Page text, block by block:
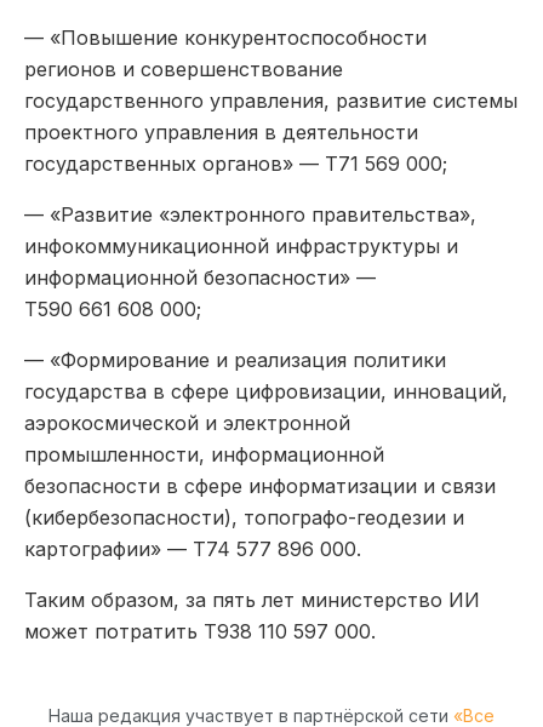
— «Повышение конкурентоспособности
регионов и совершенствование
государственного управления, развитие системы
проектного управления в деятельности
государственных органов» — Т71 569 000;
— «Развитие «электронного правительства»,
инфокоммуникационной инфраструктуры и
информационной безопасности» —
Т590 661 608 000;
— «Формирование и реализация политики
государства в сфере цифровизации, инноваций,
аэрокосмической и электронной
промышленности, информационной
безопасности в сфере информатизации и связи
(кибербезопасности), топографо-геодезии и
картографии» — Т74 577 896 000.
Таким образом, за пять лет министерство ИИ
может потратить Т938 110 597 000.
Наша редакция участвует в партнёрской сети «Все